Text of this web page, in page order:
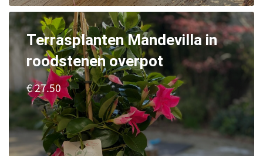
Terrasplanten Mandevilla in
roodstenen overpot
€ 27.50